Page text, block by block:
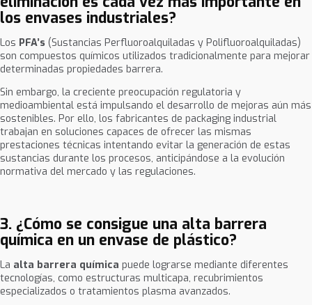
los envases industriales?
Los PFA’s (Sustancias Perfluoroalquiladas y Polifluoroalquiladas)
son compuestos químicos utilizados tradicionalmente para mejorar
determinadas propiedades barrera.
Sin embargo, la creciente preocupación regulatoria y
medioambiental está impulsando el desarrollo de mejoras aún más
sostenibles. Por ello, los fabricantes de packaging industrial
trabajan en soluciones capaces de ofrecer las mismas
prestaciones técnicas intentando evitar la generación de estas
sustancias durante los procesos, anticipándose a la evolución
normativa del mercado y las regulaciones.
3. ¿Cómo se consigue una alta barrera
química en un envase de plástico?
La alta barrera química puede lograrse mediante diferentes
tecnologías, como estructuras multicapa, recubrimientos
especializados o tratamientos plasma avanzados.